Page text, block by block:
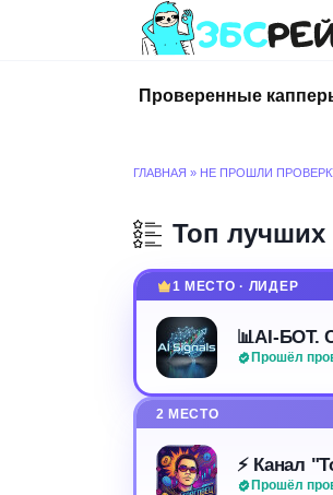
Проверенные
ГЛАВНАЯ » НЕ ПРОШЛИ
Топ лучших
1 МЕСТО · ЛИДЕР
📊AI-БОТ.
Прошёл
2 МЕСТО
⚡️ Канал
Прошёл